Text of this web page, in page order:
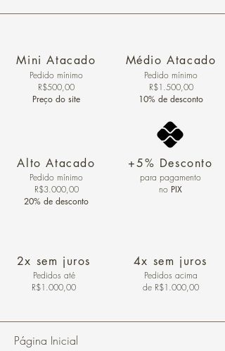
Mini Atacado
Pedido ​mínimo
R$500,00
Preço do site
Alto Atacado
Pedido mínimo
R$3.000,00
20% de desconto
2x sem juros
Pedidos até
R$1.000,00
Médio Atacado
Pedido mínimo
R$1.500,00
10% de desconto
+5% Desconto
para pagamento
no PIX
4x sem juros
Pedidos acima
de R$1.000,00
Página Inicial